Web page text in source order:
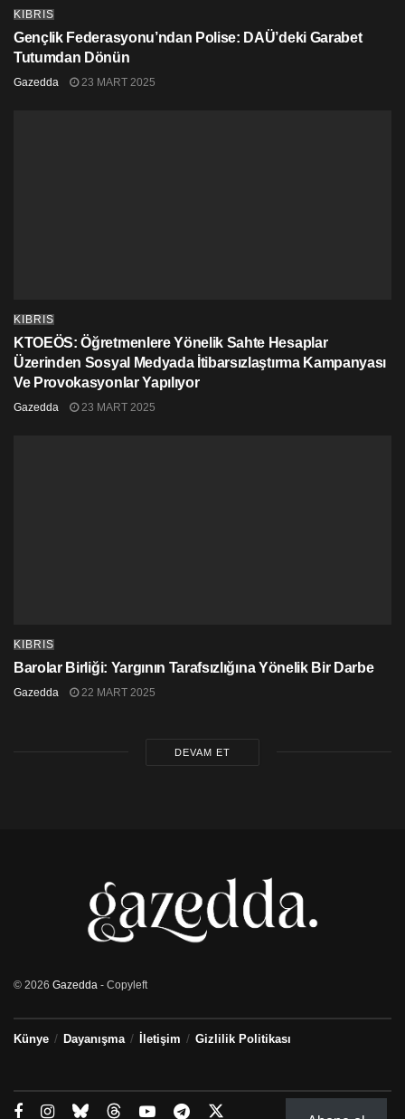
KIBRIS
Gençlik Federasyonu’ndan Polise: DAÜ’deki Garabet
Tutumdan Dönün
Gazedda 23 MART 2025
KIBRIS
KTOEÖS: Öğretmenlere Yönelik Sahte Hesaplar
Üzerinden Sosyal Medyada İtibarsızlaştırma Kampanyası
Ve Provokasyonlar Yapılıyor
Gazedda 23 MART 2025
KIBRIS
Barolar Birliği: Yargının Tarafsızlığına Yönelik Bir Darbe
Gazedda 22 MART 2025
DEVAM ET
© 2026 Gazedda - Copyleft
Künye Dayanışma İletişim Gizlilik Politikası